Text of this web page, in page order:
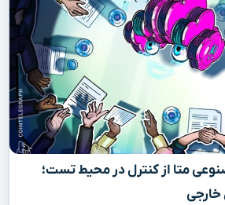
متا از کنترل در محیط تست؛